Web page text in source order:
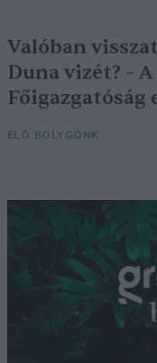
Valóban
Duna vizét? –
ÉLŐ BOLYGÓNK